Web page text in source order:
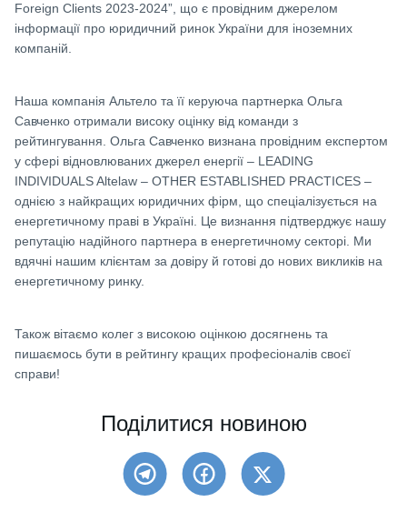
Foreign Clients 2023-2024”, що є провідним джерелом
інформації про юридичний ринок України для іноземних
компаній.
Наша компанія Альтело та її керуюча партнерка Ольга
Савченко отримали високу оцінку від команди з
рейтингування. Ольга Савченко визнана провідним експертом
у сфері відновлюваних джерел енергії – LEADING
INDIVIDUALS Altelaw – OTHER ESTABLISHED PRACTICES –
однією з найкращих юридичних фірм, що спеціалізується на
енергетичному праві в Україні. Це визнання підтверджує нашу
репутацію надійного партнера в енергетичному секторі. Ми
вдячні нашим клієнтам за довіру й готові до нових викликів на
енергетичному ринку.
Також вітаємо колег з високою оцінкою досягнень та
пишаємось бути в рейтингу кращих професіоналів своєї
справи!
Поділитися новиною